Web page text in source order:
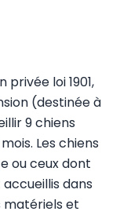
loi 1901,
(destinée à
9 chiens
Les chiens
ou ceux dont
dans
matériels et